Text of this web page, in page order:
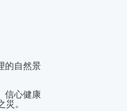
的自然景
信心健康
。